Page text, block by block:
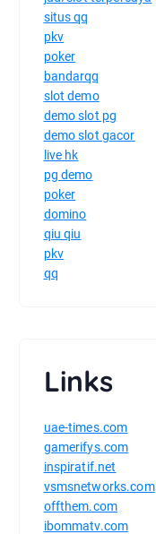
situs qq
pkv
poker
bandarqq
slot demo
demo slot pg
demo slot gacor
live hk
pg demo
poker
domino
qiu qiu
pkv
qq
Links
uae-times.com
gamerifys.com
inspiratif.net
vsmsnetworks.com
offthem.com
ibommatv.com